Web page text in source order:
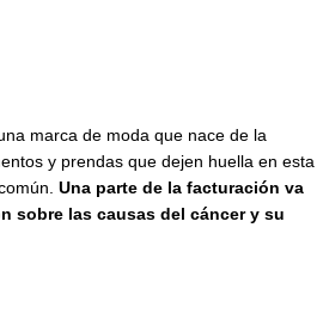
marca de moda que nace de la
y prendas que dejen huella en esta
Una parte de la facturación va
sobre las causas del cáncer y su